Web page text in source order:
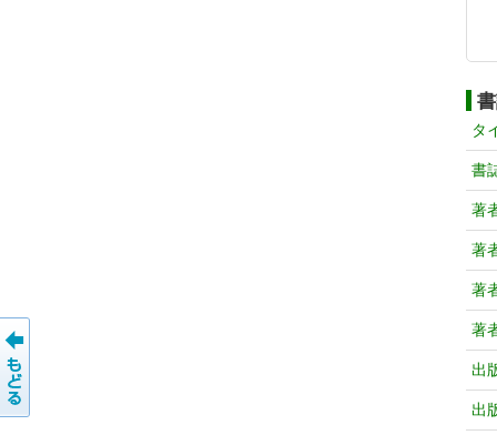
タ
書
著
著
著
著
出
出